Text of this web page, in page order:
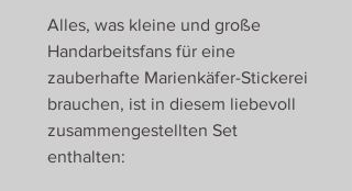
Alles, was kleine und große
Handarbeitsfans für eine
zauberhafte Marienkäfer-Stickerei
brauchen, ist in diesem liebevoll
zusammengestellten Set
enthalten: